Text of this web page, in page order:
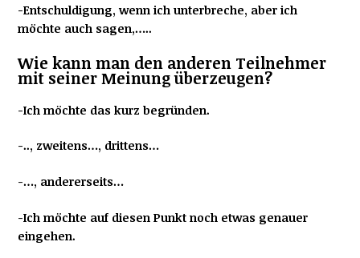
-Entschuldigung, wenn ich unterbreche, aber ich
möchte auch sagen,…..
Wie kann man den anderen Teilnehmer
mit seiner Meinung überzeugen?
-Ich möchte das kurz begründen.
-.., zweitens…, drittens…
-…, andererseits…
-Ich möchte auf diesen Punkt noch etwas genauer
eingehen.